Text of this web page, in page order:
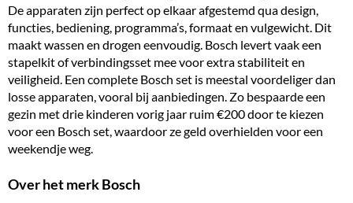
De apparaten zijn perfect op elkaar afgestemd qua design,
functies, bediening, programma’s, formaat en vulgewicht. Dit
maakt wassen en drogen eenvoudig. Bosch levert vaak een
stapelkit of verbindingsset mee voor extra stabiliteit en
veiligheid. Een complete Bosch set is meestal voordeliger dan
losse apparaten, vooral bij aanbiedingen. Zo bespaarde een
gezin met drie kinderen vorig jaar ruim €200 door te kiezen
voor een Bosch set, waardoor ze geld overhielden voor een
weekendje weg.
Over het merk Bosch